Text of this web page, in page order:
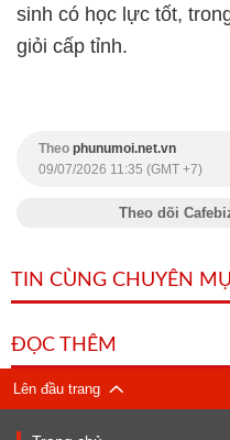
sinh có học lực tốt,
giỏi cấp tỉnh.
Theo phunumoi.net.vn
09/07/2026 11:35 (GMT +7)
Theo dõi
TIN CÙNG CHUYÊN
ĐỌC THÊM
Lên đầu trang